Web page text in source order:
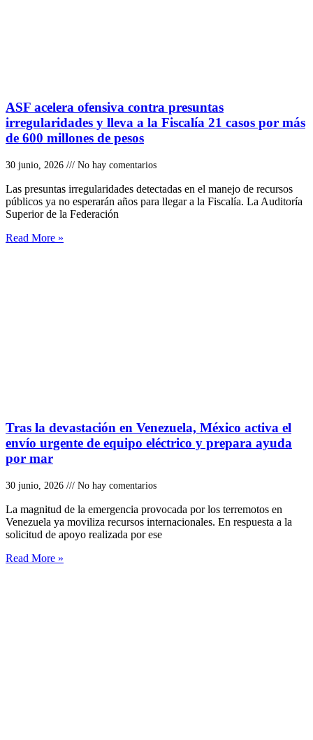
ASF acelera ofensiva contra presuntas
irregularidades y lleva a la Fiscalía 21 casos por más
de 600 millones de pesos
30 junio, 2026 No hay comentarios
Las presuntas irregularidades detectadas en el manejo de recursos
públicos ya no esperarán años para llegar a la Fiscalía. La Auditoría
Superior de la Federación
Read More »
Tras la devastación en Venezuela, México activa el
envío urgente de equipo eléctrico y prepara ayuda
por mar
30 junio, 2026 No hay comentarios
La magnitud de la emergencia provocada por los terremotos en
Venezuela ya moviliza recursos internacionales. En respuesta a la
solicitud de apoyo realizada por ese
Read More »